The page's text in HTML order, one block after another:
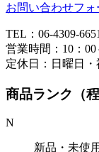
お問い合わせフォ
TEL：06-4309-
営業時間：10：00
定休日：日曜日・
商品ランク（
N
新品・未使